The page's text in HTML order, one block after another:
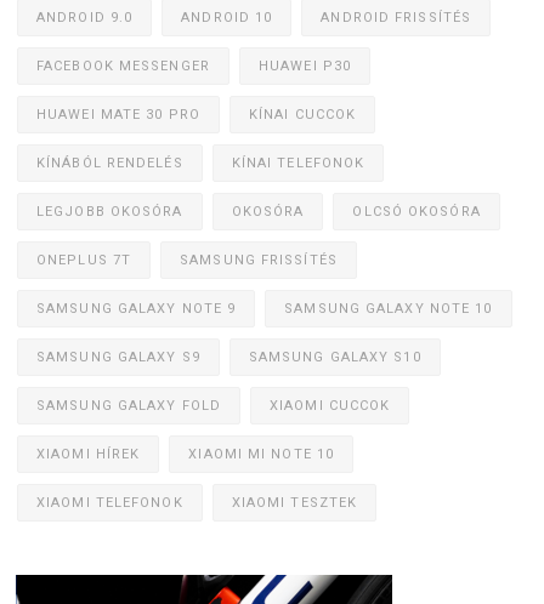
ANDROID 9.0 ANDROID 10 ANDROID FRISSÍTÉS
FACEBOOK MESSENGER HUAWEI P30
HUAWEI MATE 30 PRO KÍNAI CUCCOK
KÍNÁBÓL RENDELÉS KÍNAI TELEFONOK
LEGJOBB OKOSÓRA OKOSÓRA OLCSÓ OKOSÓRA
ONEPLUS 7T SAMSUNG FRISSÍTÉS
SAMSUNG GALAXY NOTE 9 SAMSUNG GALAXY NOTE 10
SAMSUNG GALAXY S9 SAMSUNG GALAXY S10
SAMSUNG GALAXY FOLD XIAOMI CUCCOK
XIAOMI HÍREK XIAOMI MI NOTE 10
XIAOMI TELEFONOK XIAOMI TESZTEK